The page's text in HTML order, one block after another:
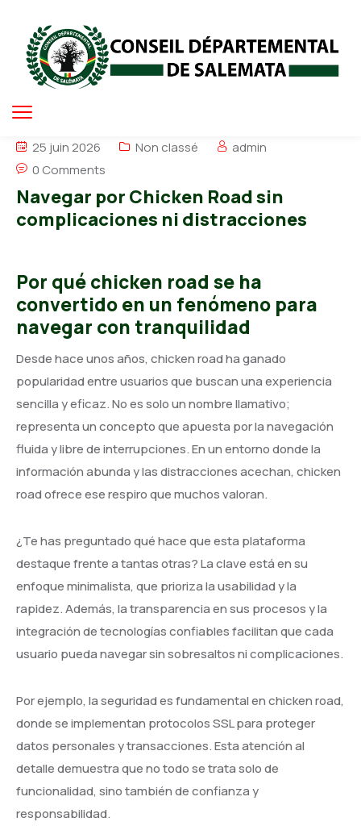
25 juin 2026 Non classé
admin
0 Comments
Navegar por Chicken Road sin
complicaciones ni distracciones
Por qué chicken road se ha
convertido en un fenómeno para
navegar con tranquilidad
Desde hace unos años, chicken road ha ganado
popularidad entre usuarios que buscan una experiencia
sencilla y eficaz. No es solo un nombre llamativo;
representa un concepto que apuesta por la navegación
fluida y libre de interrupciones. En un entorno donde la
información abunda y las distracciones acechan, chicken
road ofrece ese respiro que muchos valoran.
¿Te has preguntado qué hace que esta plataforma
destaque frente a tantas otras? La clave está en su
enfoque minimalista, que prioriza la usabilidad y la
rapidez. Además, la transparencia en sus procesos y la
integración de tecnologías confiables facilitan que cada
usuario pueda navegar sin sobresaltos ni complicaciones.
Por ejemplo, la seguridad es fundamental en chicken road,
donde se implementan protocolos SSL para proteger
datos personales y transacciones. Esta atención al
detalle demuestra que no todo se trata solo de
funcionalidad, sino también de confianza y
responsabilidad.